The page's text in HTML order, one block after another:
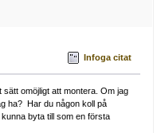
Infoga citat
omöjligt att montera. Om jag
ha? Har du någon koll på
byta till som en första